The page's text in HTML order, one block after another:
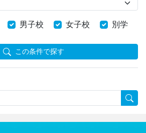
男子校 女子校 別学
この条件で探す